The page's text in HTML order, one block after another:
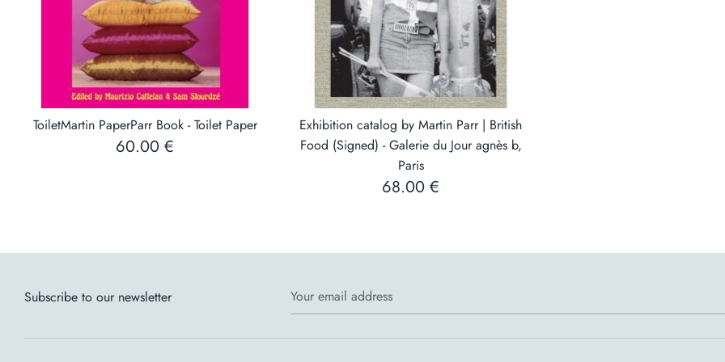
ToiletMartin PaperParr Book - Toilet Paper
60.00 €
Exhibition catalog by Martin Parr | British
Food (Signed) - Galerie du Jour agnès b,
Paris
68.00 €
Subscribe to our newsletter Your email address